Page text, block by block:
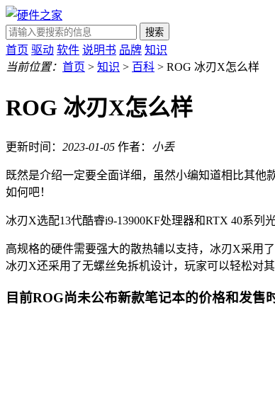
搜索
首页 驱动 软件 说明书 品牌 知识
当前位置： 首页 > 知识 > 百科 > ROG 冰刃X怎么样
ROG 冰刃X怎么样
更新时间： 2023-01-05 作者： 小丢
既然是介绍一定要全面详细，虽然小编知道相比其
如何吧！
冰刃X选配13代酷睿i9-13900KF处理器和RTX 40系列
高规格的硬件需要强大的散热辅以支持，冰刃X采用
冰刃X还采用了无螺丝免拆机设计，玩家可以轻松对其
目前ROG尚未公布新款笔记本的价格和发售